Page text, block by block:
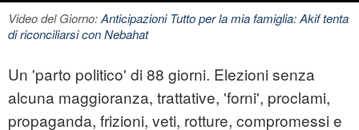
Video del Giorno:Anticipazioni Tutto per la mia famiglia: Akif tenta
di riconciliarsi con Nebahat
Un 'parto politico' di 88 giorni. Elezioni senza
alcuna maggioranza, trattative, 'forni', proclami,
propaganda, frizioni, veti, rotture, compromessi e